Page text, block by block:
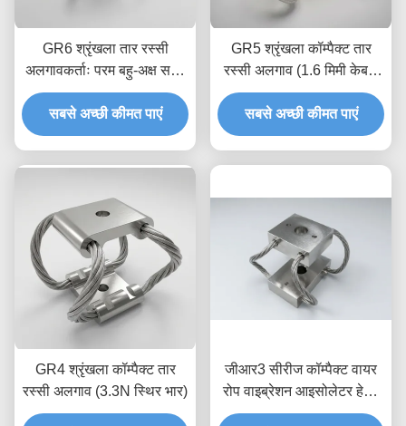
GR6 श्रृंखला तार रस्सी
अलगावकर्ताः परम बहु-अक्ष सदमे
और कंपन अलगाव
सबसे अच्छी कीमत पाएं
GR5 श्रृंखला कॉम्पैक्ट तार
रस्सी अलगाव (1.6 मिमी केबल
व्यास)
सबसे अच्छी कीमत पाएं
GR4 श्रृंखला कॉम्पैक्ट तार
रस्सी अलगाव (3.3N स्थिर भार)
जीआर3 सीरीज कॉम्पैक्ट वायर
रोप वाइब्रेशन आइसोलेटर हेवी-
ड्यूटी प्रिसिजन आइसोलेशन